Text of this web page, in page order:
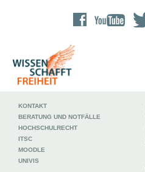
KONTAKT
BERATUNG UND NOTFÄLLE
HOCHSCHULRECHT
ITSC
MOODLE
UNIVIS